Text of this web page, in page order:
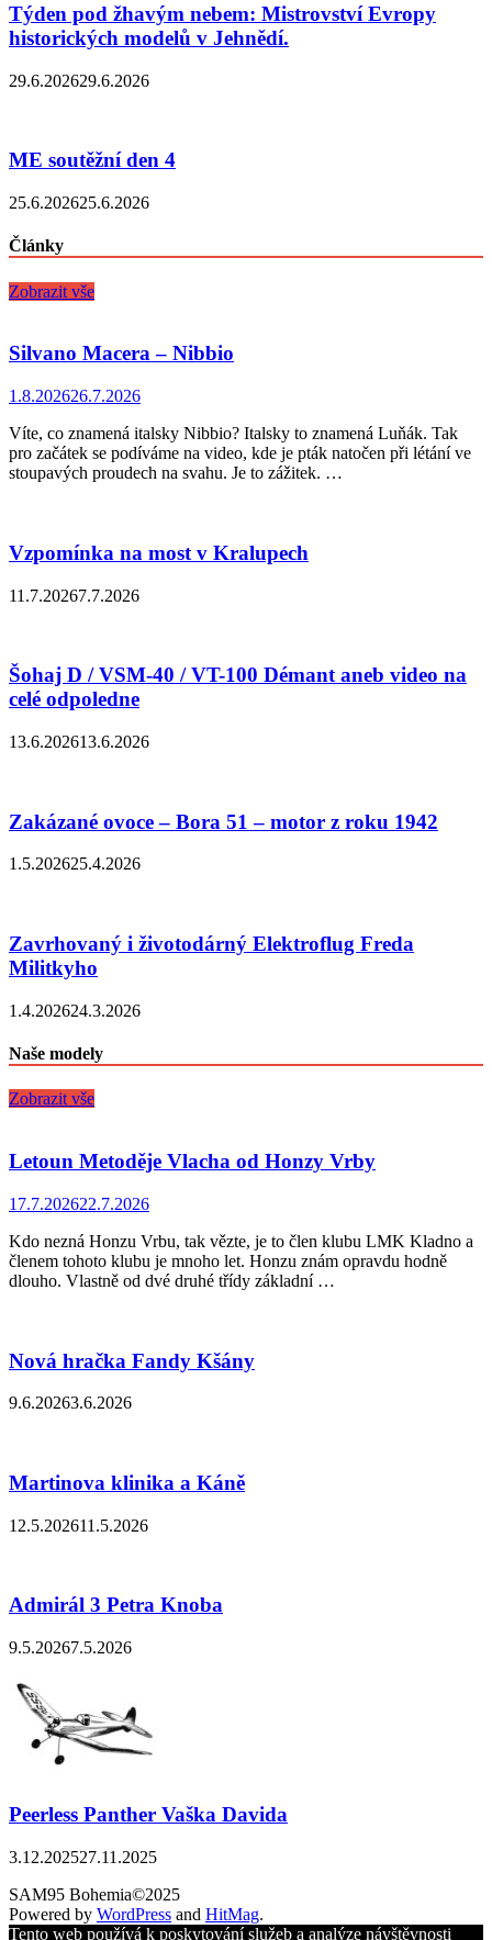
Týden pod žhavým nebem: Mistrovství Evropy
historických modelů v Jehnědí.
29.6.202629.6.2026
ME soutěžní den 4
25.6.202625.6.2026
Články
Zobrazit vše
Silvano Macera – Nibbio
1.8.202626.7.2026
Víte, co znamená italsky Nibbio? Italsky to znamená Luňák. Tak
pro začátek se podíváme na video, kde je pták natočen při létání ve
stoupavých proudech na svahu. Je to zážitek. …
Vzpomínka na most v Kralupech
11.7.20267.7.2026
Šohaj D / VSM-40 / VT-100 Démant aneb video na
celé odpoledne
13.6.202613.6.2026
Zakázané ovoce – Bora 51 – motor z roku 1942
1.5.202625.4.2026
Zavrhovaný i životodárný Elektroflug Freda
Militkyho
1.4.202624.3.2026
Naše modely
Zobrazit vše
Letoun Metoděje Vlacha od Honzy Vrby
17.7.202622.7.2026
Kdo nezná Honzu Vrbu, tak vězte, je to člen klubu LMK Kladno a
členem tohoto klubu je mnoho let. Honzu znám opravdu hodně
dlouho. Vlastně od dvé druhé třídy základní …
Nová hračka Fandy Kšány
9.6.20263.6.2026
Martinova klinika a Káně
12.5.202611.5.2026
Admirál 3 Petra Knoba
9.5.20267.5.2026
Peerless Panther Vaška Davida
3.12.202527.11.2025
SAM95 Bohemia©2025
Powered by WordPress and HitMag.
Tento web používá k poskytování služeb a analýze návštěvnosti